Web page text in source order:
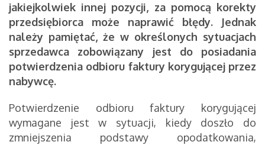
jakiejkolwiek innej pozycji, za pomocą korekty
przedsiębiorca może naprawić błędy. Jednak
należy pamiętać, że w określonych sytuacjach
sprzedawca zobowiązany jest do posiadania
potwierdzenia odbioru faktury korygującej przez
nabywcę.
Potwierdzenie odbioru faktury korygującej
wymagane jest w sytuacji, kiedy doszło do
zmniejszenia podstawy opodatkowania,